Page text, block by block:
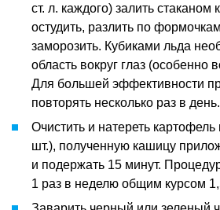
ст. л. каждого) залить стаканом
остудить, разлить по
заморозить. Кубиками льда
область вокруг глаз (особенно
Для большей эффективности
повторять несколько раз в день.
Очистить и натереть картофель
шт.), полученную кашицу
и подержать 15 минут.
1 раз в неделю общим курсом